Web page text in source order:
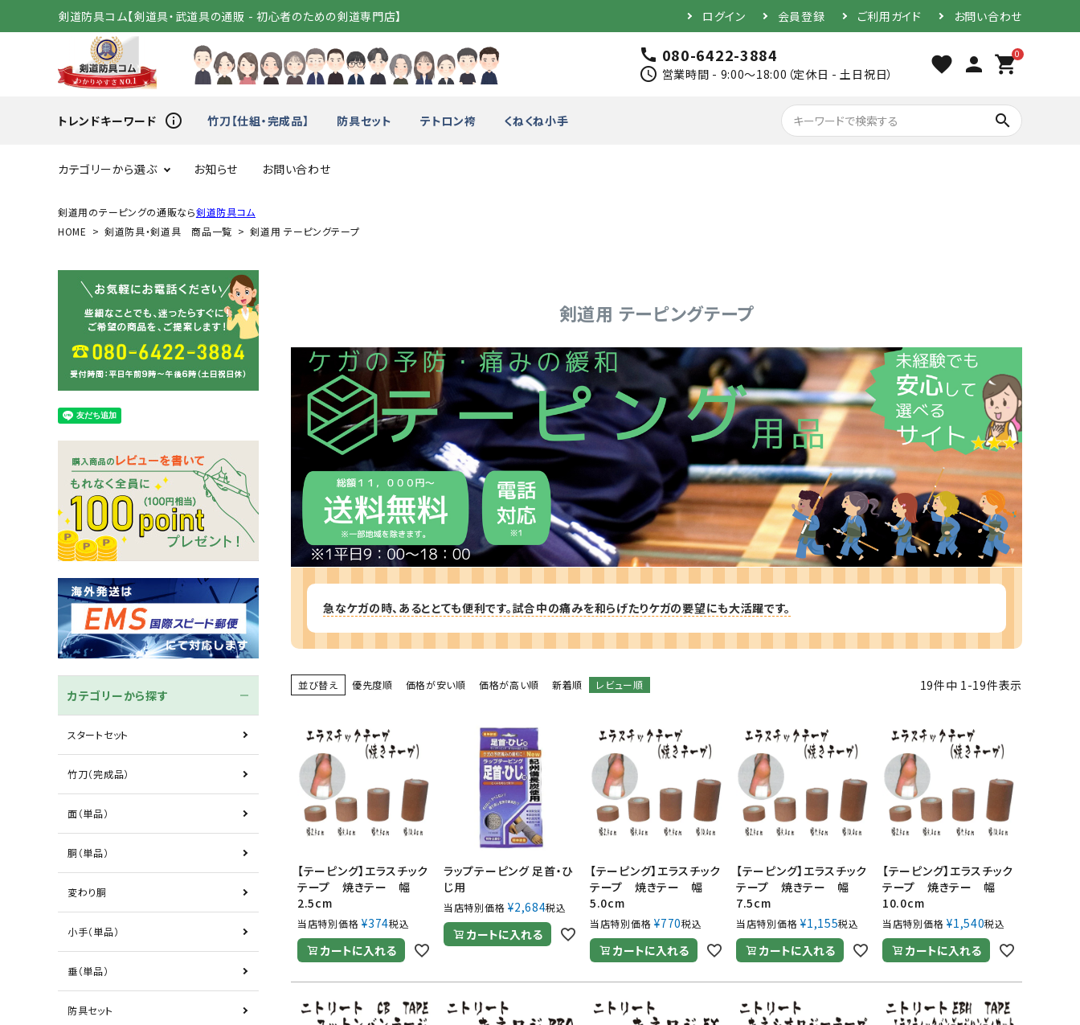
剣道防具コム【剣道具・武道具の通販 - 初心者のための剣道専門店】 ログイン 会員登録 ご利用ガイド お問い合わせ
call 080-6422-3884
schedule 営業時間 - 9:00～18:00（定休日 - 土日祝日） favorite person 0
shopping_cart
トレンドキーワード info_outline 竹刀【仕組・完成品】 防具セット テトロン袴 くねくね小手 search
カテゴリーから選ぶ
スタートセット 竹刀（完成品）
変わり胴
剣道着
木刀 竹刀袋 防具袋 ツバ・ツバ止め
手ぬぐい
お知らせ お問い合わせ
剣道用のテーピングの通販なら剣道防具コム
HOME
剣道防具・剣道具 商品一覧 剣道用 テーピングテープ
カテゴリーから探す
スタートセット
竹刀（完成品）
面（単品）
胴（単品）
変わり胴
小手（単品）
垂（単品）
防具セット
剣道用 テーピングテープ
急なケガの時、あるととても便利です。試合中の痛みを和らげたりケガの要望にも大活躍です。
並び替え 優先度順 価格が安い順 価格が高い順 新着順 レビュー順 19件中 1 -19件表示
【テーピング】エラスチック
テープ 焼きテー 幅
2.5cm
当店特別価格 ¥374税込
カートに入れる
ラップテーピング 足首・ひ
じ用
当店特別価格 ¥2,684税込
カートに入れる
【テーピング】エラスチック
テープ 焼きテー 幅
5.0cm
当店特別価格 ¥770税込
カートに入れる
【テーピング】エラスチック
テープ 焼きテー 幅
7.5cm
当店特別価格 ¥1,155税込
カートに入れる
【テーピング】エラスチック
テープ 焼きテー 幅
10.0cm
当店特別価格 ¥1,540税込
カートに入れる